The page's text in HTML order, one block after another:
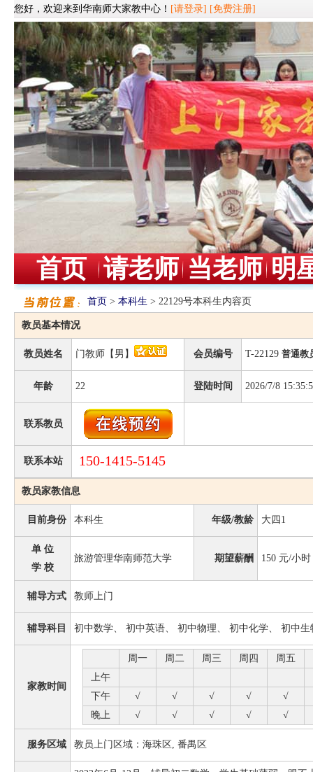
您好，欢迎来到华南师大家教中心！ [请登录] [免费注册]
首页 请老师 当老师 明
首页 > 本科生 > 22129号本科生内容页
教员基本情况
教员姓名 门教师【男】 会员编号 T-22129 普通教
年龄 22 登陆时间 2026/7/8
联系教员
联系本站 150-1415-5145
教员家教信息
目前身份 本科生 年级/教龄 大四1
单 位
学 校
旅游管理华南师范大学 期望薪酬 150 元/小时
辅导方式 教师上门
辅导科目 初中数学、 初中英语、 初中物理、 初中化学、 初中生
家教时间
周一 周二 周三 周四 周五
上午
下午
√ √ √ √
√
晚上
√ √ √ √ √
服务区域 教员上门区域：海珠区, 番禺区